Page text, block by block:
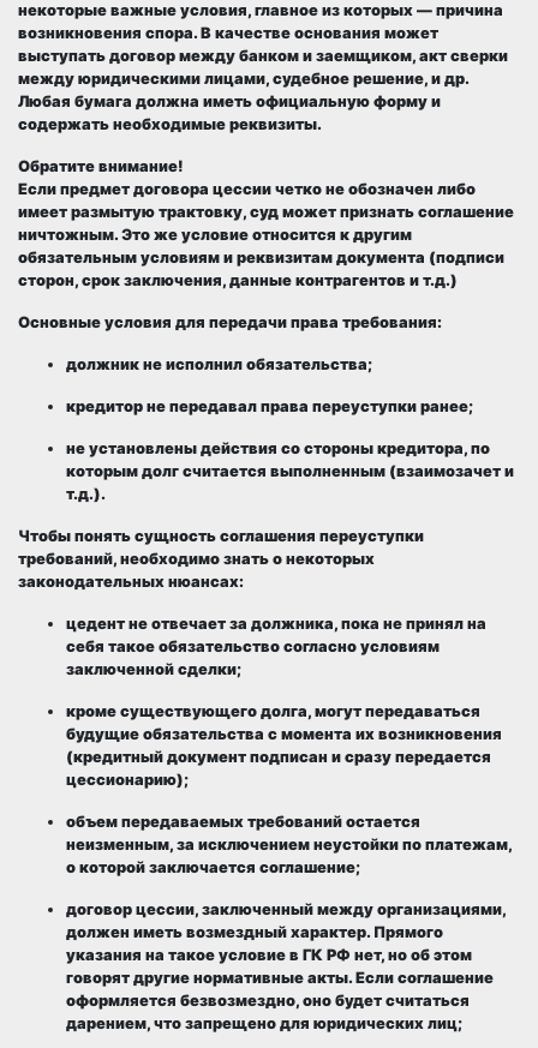
некоторые важные условия, главное из которых — причина
возникновения спора. В качестве основания может
выступать договор между банком и заемщиком, акт сверки
между юридическими лицами, судебное решение, и др.
Любая бумага должна иметь официальную форму и
содержать необходимые реквизиты.
Обратите внимание!
Если предмет договора цессии четко не обозначен либо
имеет размытую трактовку, суд может признать соглашение
ничтожным. Это же условие относится к другим
обязательным условиям и реквизитам документа (подписи
сторон, срок заключения, данные контрагентов и т.д.)
Основные условия для передачи права требования:
должник не исполнил обязательства;
кредитор не передавал права переуступки ранее;
не установлены действия со стороны кредитора, по
которым долг считается выполненным (взаимозачет и
т.д.).
Чтобы понять сущность соглашения переуступки
требований, необходимо знать о некоторых
законодательных нюансах:
цедент не отвечает за должника, пока не принял на
себя такое обязательство согласно условиям
заключенной сделки;
кроме существующего долга, могут передаваться
будущие обязательства с момента их возникновения
(кредитный документ подписан и сразу передается
цессионарию);
объем передаваемых требований остается
неизменным, за исключением неустойки по платежам,
о которой заключается соглашение;
договор цессии, заключенный между организациями,
должен иметь возмездный характер. Прямого
указания на такое условие в ГК РФ нет, но об этом
говорят другие нормативные акты. Если соглашение
оформляется безвозмездно, оно будет считаться
дарением, что запрещено для юридических лиц;